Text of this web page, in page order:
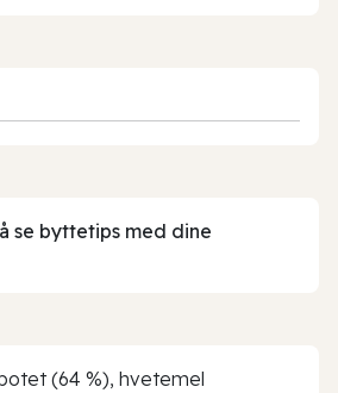
se byttetips med dine
(64 %), hvetemel